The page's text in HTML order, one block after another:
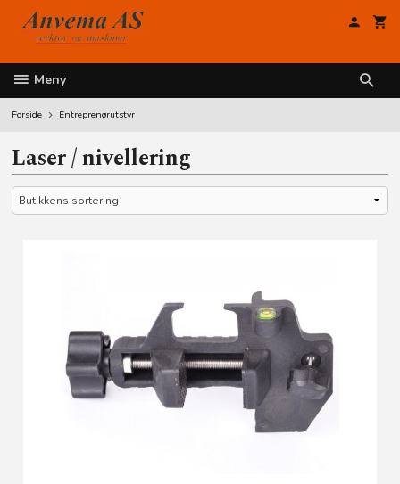
innholdet
Meny
Forside Entreprenørutstyr
Laser / nivellering